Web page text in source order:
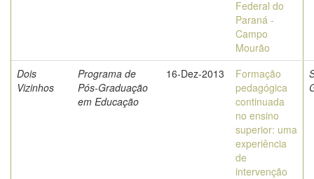
Federal do
Paraná -
Campo
Mourão
Dois
Vizinhos
Programa de
Pós-Graduação
em Educação
16-Dez-2013
Formação
pedagógica
continuada
no ensino
superior: uma
experiência
de
intervenção